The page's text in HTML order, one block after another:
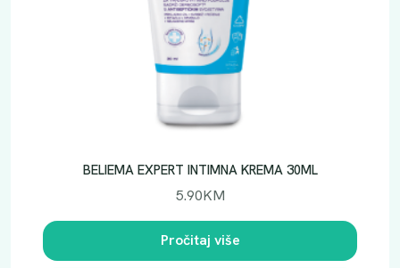
BELIEMA EXPERT INTIMNA KREMA 30ML
5.90KM
Pročitaj više